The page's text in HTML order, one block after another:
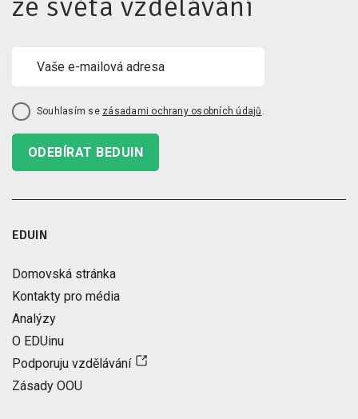
Souhlasím se zásadami ochrany osobních údajů .
ODEBÍRAT BEDUIN
EDUIN
Domovská stránka
Kontakty pro média
Analýzy
O EDUinu
Podporuju vzdělávání
Zásady OOU